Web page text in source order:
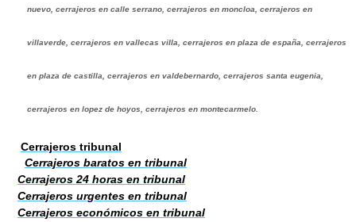
nuevo, cerrajeros en calle serrano, cerrajeros en moncloa, cerrajeros en
villaverde, cerrajeros en vallecas villa, cerrajeros en plaza de españa, cerrajeros
en plaza de castilla, cerrajeros en valdebernardo, cerrajeros santa eugenia,
cerrajeros en lopez de hoyos, cerrajeros en montecarmelo.
Cerrajeros tribunal
Cerrajeros baratos en tribunal
Cerrajeros 24 horas en tribunal
Cerrajeros urgentes en tribunal
Cerrajeros económicos en tribunal